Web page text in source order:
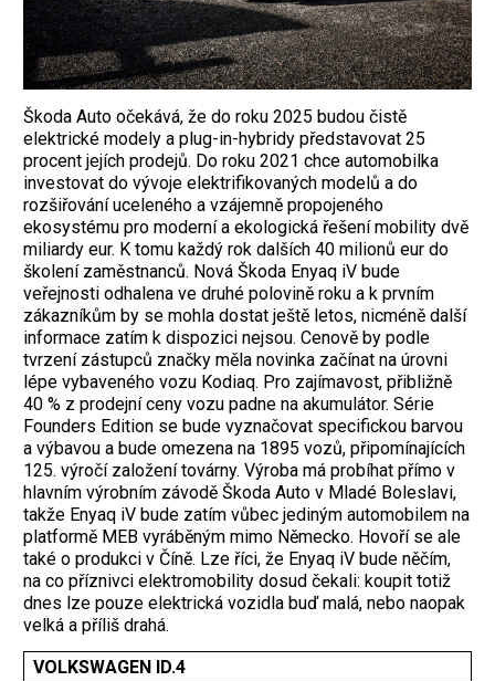
Škoda Auto očekává, že do roku 2025 ­budou čistě
elektrické modely a plug-in-hybridy představovat 25
procent jejích prodejů. Do roku 2021 chce automobilka
investovat do vývoje elektrifikovaných modelů a do
rozšiřování uceleného a vzájemně propojeného
ekosystému pro moderní a ekologická řešení mobility dvě
miliardy eur. K tomu každý rok dalších 40 milionů eur do
školení zaměstnanců. Nová Škoda Enyaq iV bude
veřejnosti odhalena ve druhé polovině roku a k prvním
zákazníkům by se mohla dostat ještě letos, nicméně další
informace zatím k dispozici nejsou. Cenově by podle
tvrzení zástupců značky měla novinka začínat na úrovni
lépe vybaveného vozu Kodiaq. Pro zajímavost, přibližně
40 % z prodejní ceny vozu padne na akumulátor. Série
Founders Edition se bude vyznačovat specifickou barvou
a výbavou a bude omezena na 1895 vozů, připomínajících
125. výročí založení továrny. Výroba má probíhat přímo v
hlavním výrobním závodě Škoda Auto v Mladé Boleslavi,
takže Enyaq iV bude zatím vůbec jediným automobilem na
platformě MEB vyráběným mimo Německo. Hovoří se ale
také o produkci v Číně. Lze říci, že Enyaq iV bude něčím,
na co příznivci elektromobility dosud čekali: koupit totiž
dnes lze pouze elektrická vozidla buď malá, nebo naopak
velká a příliš drahá.
VOLKSWAGEN ID.4